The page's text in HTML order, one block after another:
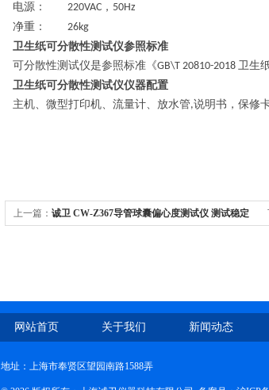
电源：
220VAC ， 50Hz
净重：
26kg
卫生纸可分散性测试仪参照标准
可分散性测试仪是参照标准《GB\T 20810-2018 卫生
卫生纸可分散性测试仪仪器配置
主机、微型打印机、流量计、放水管,说明书，保修
上一篇： 诚卫 CW-Z367导管球囊偏心度测试仪 测试稳定
网站首页 关于我们 新闻动态
地址：上海市奉贤区望园南路1588弄